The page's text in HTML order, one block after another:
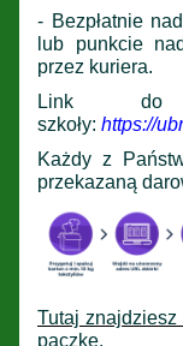
- Bezpłatnie
lub punkcie
przez kuriera.
Link do
szkoły: https://
Każdy z
przekazaną
Tutaj
paczkę.